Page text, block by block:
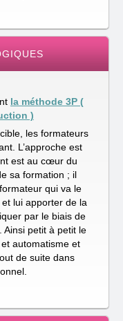
la méthode 3P (
)
les formateurs
L’approche est
est au cœur du
sa formation ; il
qui va le
lui apporter de la
par le biais de
Ainsi petit à petit le
automatisme et
de suite dans